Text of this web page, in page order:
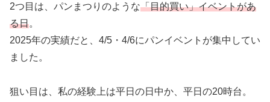
2つ目は、パンまつりのような「目的買い」イベントがあ
る日。
2025年の実績だと、4/5・4/6にパンイベントが集中してい
ました。
狙い目は、私の経験上は平日の日中か、平日の20時台。